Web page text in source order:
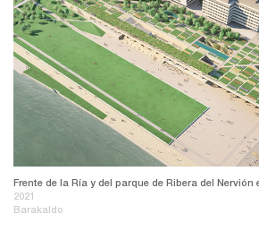
Frente de la Ría y del parque de Ribera del Nervión
2021
Barakaldo